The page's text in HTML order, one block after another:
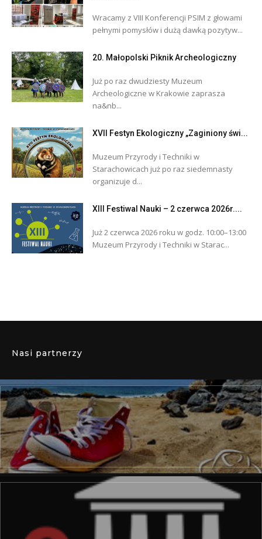
Wracamy z VIII Konferencji PSIM z głowami
pełnymi pomysłów i dużą dawką pozytyw...
20. Małopolski Piknik Archeologiczny
Już po raz dwudziesty Muzeum
Archeologiczne w Krakowie zaprasza
na&nb...
XVII Festyn Ekologiczny „Zaginiony świ...
Muzeum Przyrody i Techniki w
Starachowicach już po raz siedemnasty
organizuje d...
XIII Festiwal Nauki – 2 czerwca 2026r....
Już 2 czerwca 2026 roku w godz. 10:00–13:00
Muzeum Przyrody i Techniki w Starac...
Nasi partnerzy